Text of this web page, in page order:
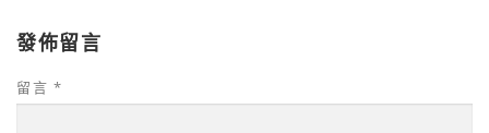
發佈留言
留言 *